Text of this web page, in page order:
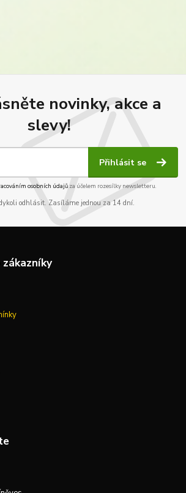
novinky, akce a
slevy!
Přihlásit se
osobních údajůza účelem rozesílky newsletteru.
odhlásit. Zasíláme jednou za 14 dní.